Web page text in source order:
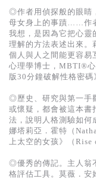
◎作者用偵探般的眼睛
母女身上的事蹟……作
我想，是因為它把心靈
理解的方法表述出來。
個人與人之間能更容
心理學博士，MBTI®
版30分鐘破解性格密碼
◎歷史、研究與第一手
或懷疑，都會被這本書
法，說明人格測驗如
娜塔莉亞．霍特（
上太空的女孩》（
◎優秀的傳記。主人翁
格評估工具。莫薇．安